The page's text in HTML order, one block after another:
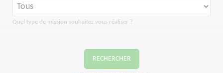
Quel type de mission souhaitez vous réaliser ?
RECHERCHER